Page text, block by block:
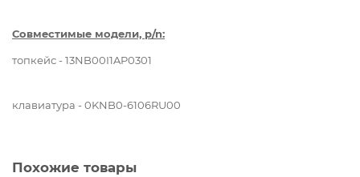
Совместимые модели, p/n:
топкейс - 13NB00I1AP0301
клавиатура - 0KNB0-6106RU00
Похожие товары